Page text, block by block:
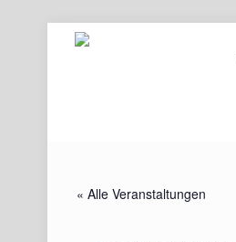
« Alle Veranstaltungen